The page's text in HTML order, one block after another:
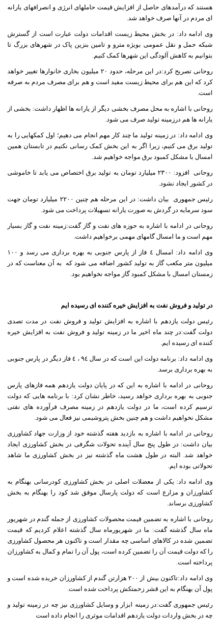
هستند که درآمدهای حاصل از افزایش قیمت حاملهای انرژی و انصرافهای یارانه
ای مردم در آنها صرف خواهد شد.
وی ادامه داد: در بخش محیط زیست اقدامات دولت عبارت است از گسترش
شبکه حمل و نقل عمومی بویژه مترو و تامین بنزین پاک در شهرهای بزرگ تا
بتوانیم به کاهش آلودگی این شهرها کمک کنیم.
روحانی تصریح کرد:در این مرحله، حدود ٢٠ میلیون بخاری خانوارها تغییر خواهد
کرد که این هم برای محیط زیست مفید است و هم برای مصرف مردم به صرفه
است.
روحانی با اشاره به محل مصرف بخشی دیگر از یارانه ها اظهار داشت: بخشی از
یارانه ها هم درزمینه تولید صرف می شود.
وی ادامه داد: در زمینه تولید ما چند کار مهم انجام می دهیم؛ اول کمکهایی را به
تولید برق می کنیم، زیرا اگر به این بخش کمک رسانی نکنیم در تابستان همین
امسال با مشکل کمبود برق مواجه خواهیم شد.
روحانی
افزود: ٢٣٠٠ میلیارد تومان به تولید برق اختصاص می یابد تا خاموشی
در کشور ایجاد نشود.
رئیس جمهوری
بیان داشت: در این مرحله هم چنین ٢٢٠٠ میلیارد تومان جهت
سود سرمایه در گردش به صورت یارانه تسهیلات پرداخت می شود.
روحانی در ادامه با اشاره به حوزه های نفت و گاز گفت:زمینه نفت و گاز بسیار
مهم است و ما امسال گامهای مهمی برخواهیم داشت.
وی ادامه داد: امسال ٤ فاز از پارس جنوبی به بهره برداری می رسد و ١٠٠
میلیون متر مکعب گاز به تولید کشور اضافه می شود که
به آن معناست که در
زمستان امسال با مشکل کمبود گاز مواجه نخواهیم بود.
در تولید و فروش نفت به افزایش خیره کننده ای رسیده ایم
رئیس دولت یازدهم با اشاره به افزایش تولید و فروش نفت در مدت تصدی
دولت گفت:در چند ماه اخیر ما در زمینه تولید و فروش نفت به افزایش خیره
کننده ای رسیده ایم.
وی ادامه داد: برنامه دولت این است که در سال ٩٤ ، ٤ فاز دیگر در پارس جنوبی
به بهره برداری برسد.
روحانی در ادامه با اشاره به این که در پایان دولت یازدهم همه فازهای پارس
جنوبی به بهره برداری خواهد رسید، خاطر نشان کرد: با برنامه هایی که دولت
ترسیم کرده است، ما در دولت یازدهم در زمینه مصرف فرآورده های نفتی
مشکل نخواهیم داشت و هم چنین بخش پتروشیمی نیز فعال می شود.
روحانی در ادامه با اشاره به بازدید هفته گذشته خود از وزارت جهاد کشاورزی
بیان داشت: در طول پنج سال آینده تحولات شگرفی در بخش کشاورزی ایجاد
خواهد شد. البته در طول هشت ماه گذشته نیز در بخش کشاورزی ما شاهد
تحولاتی بوده ایم.
وی ادامه داد: یکی از معضلات اصلی در بخش کشاورزی کودرسانی بهنگام به
کشاورزان و مزارع است که دولت پارسال موفق شد کود را بهنگام به بخش
کشاورزی برساند.
روحانی با اشاره به تضمین قیمت محصولات کشاورزی از جمله گندم در شهریور
ماه سال گذشته گفت: ما در شهریورماه سال گذشته اعلام کردیم که قیمت
تضمین شده در کالاهای اساسی چه مقدار است و تاکنون هر محصول کشاورزی
را که دولت قیمت آن را تضمین کرده است، پول آن را تمام و کمال به کشاورزان
پرداخته است.
وی ادامه داد:تاکنون بیش از ٢٠٠ هزارتن گندم از کشاورزان خریده شده است و
پول آن بهنگام به این قشر زحمتکش پرداخت شده است.
رئیس جمهوری گفت:در زمینه ابزار و وسایل کشاورزی نیز چه در زمینه تولید و
چه در بخش واردات دولت یازدهم اقدامات موثری را انجام داده است